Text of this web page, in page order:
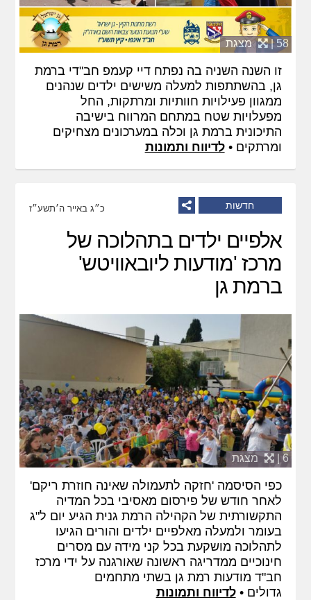
58 | מצגת
זו השנה השניה בה נפתח דיי קעמפ חב"די ברמת
גן, בהשתתפות למעלה משישים ילדים שנהנים
ממגוון פעילויות חוותיות ומרתקות, החל
מפעלויות שטח במתחם המרווח בישיבה
התיכונית ברמת גן וכלה במערכונים מצחיקים
ומרתקים •לדיווח ותמונות
חדשות כ״ג באייר ה׳תשע״ז
אלפיים ילדים בתהלוכה של
מרכז 'מודעות ליובאוויטש'
ברמת גן
6 | מצגת
כפי הסיסמה 'חזקה לתעמולה שאינה חוזרת ריקם'
לאחר חודש של פירסום מאסיבי בכל המדיה
התקשורתית של הקהילה הרמת גנית הגיע יום ל"ג
בעומר ולמעלה מאלפיים ילדים והורים הגיעו
לתהלוכה מושקעת בכל קני מידה עם מסרים
חינוכיים ממדריגה ראשונה שאורגנה על ידי מרכז
חב"ד מודעות רמת גן בשתי מתחמים
גדולים •לדיווח ותמונות